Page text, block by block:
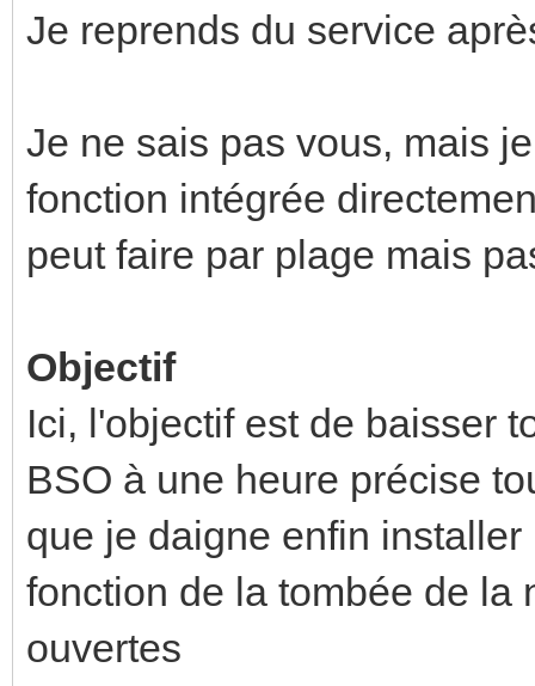
Je reprends du service
Je ne sais pas vous, mais
fonction intégrée
peut faire par plage mais
Objectif
Ici, l'objectif est de baisser
BSO à une heure précise
que je daigne enfin
fonction de la tombée de la
ouvertes